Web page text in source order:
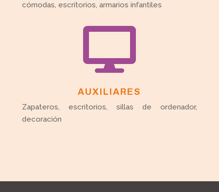
cómodas, escritorios, armarios infantiles

AUXILIARES
Zapateros, escritorios, sillas de ordenador,
decoración